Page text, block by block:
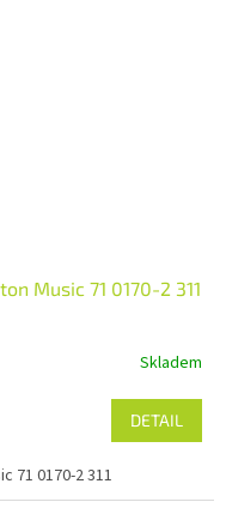
Music 71 0170-2 311
Skladem
DETAIL
71 0170-2 311